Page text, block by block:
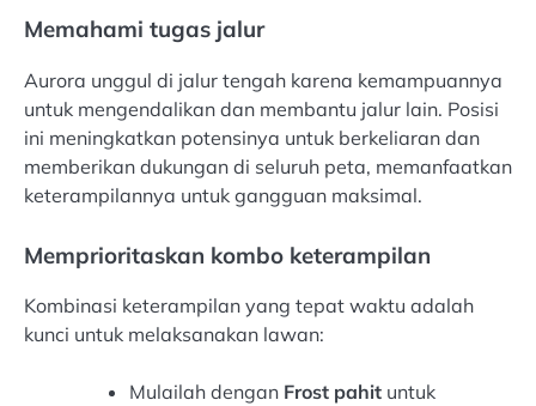
Memahami tugas jalur
Aurora unggul di jalur tengah karena kemampuannya
untuk mengendalikan dan membantu jalur lain. Posisi
ini meningkatkan potensinya untuk berkeliaran dan
memberikan dukungan di seluruh peta, memanfaatkan
keterampilannya untuk gangguan maksimal.
Memprioritaskan kombo keterampilan
Kombinasi keterampilan yang tepat waktu adalah
kunci untuk melaksanakan lawan:
Mulailah dengan Frost pahit untuk